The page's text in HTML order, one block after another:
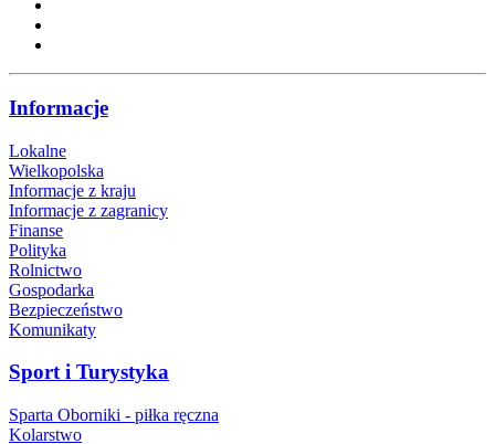
Informacje
Lokalne
Wielkopolska
Informacje z kraju
Informacje z zagranicy
Finanse
Polityka
Rolnictwo
Gospodarka
Bezpieczeństwo
Komunikaty
Sport i Turystyka
Sparta Oborniki - piłka ręczna
Kolarstwo